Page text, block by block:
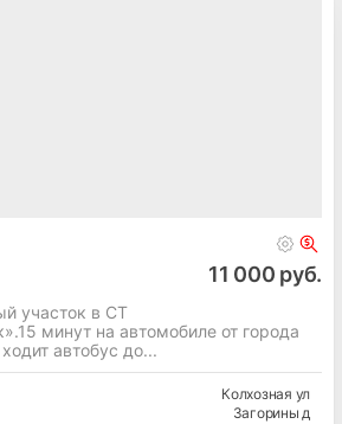
11 000 руб.
участок в СТ
минут на автомобиле от города
автобус до...
Колхозная ул
Загорины д